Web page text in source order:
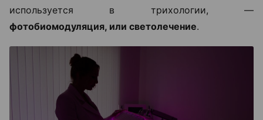
используется в трихологии, —
фотобиомодуляция, или светолечение.